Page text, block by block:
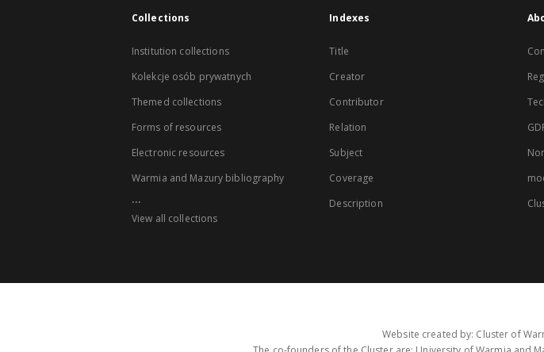
Collections
Institution collections
Kolekcje osób prywatnych
Themed collections
Forms of resources
Electronic resources
Warmia and Mazury bibliography
...
View all collections
Indexes
Title
Creator
Contributor
Relation
Subject
Coverage
Description
Website created by: Cluster of